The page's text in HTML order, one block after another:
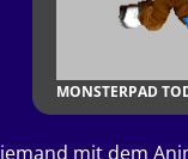
MONSTERPAD
mit dem